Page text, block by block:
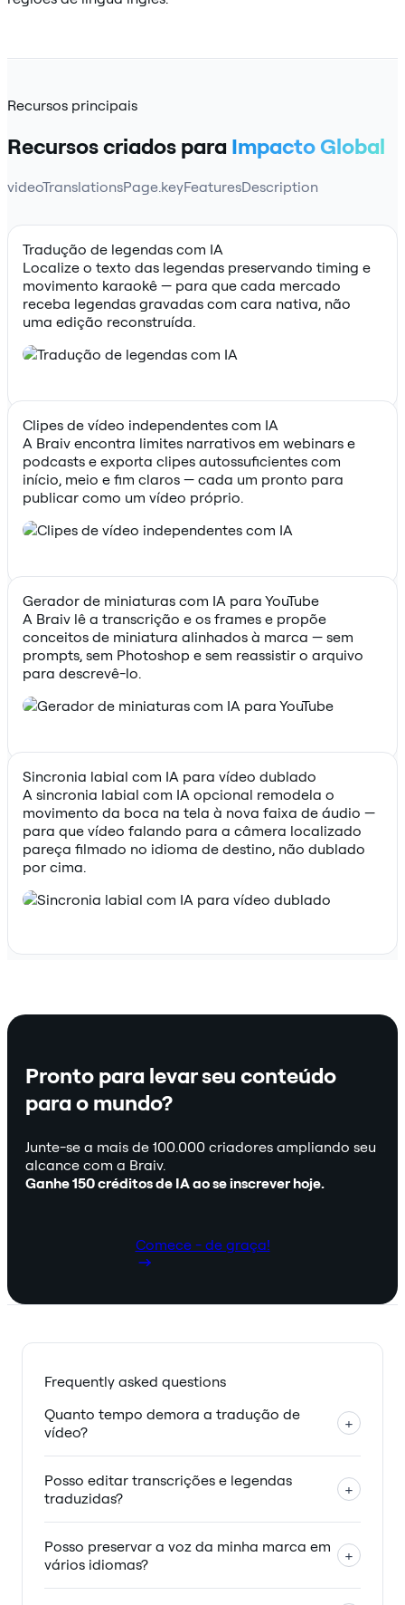
Recursos principais
Recursos criados para Impacto Global
videoTranslationsPage.keyFeaturesDescription
Tradução de legendas com IA
Localize o texto das legendas preservando timing e
movimento karaokê — para que cada mercado
receba legendas gravadas com cara nativa, não
uma edição reconstruída.
Clipes de vídeo independentes com IA
A Braiv encontra limites narrativos em webinars e
podcasts e exporta clipes autossuficientes com
início, meio e fim claros — cada um pronto para
publicar como um vídeo próprio.
Gerador de miniaturas com IA para YouTube
A Braiv lê a transcrição e os frames e propõe
conceitos de miniatura alinhados à marca — sem
prompts, sem Photoshop e sem reassistir o arquivo
para descrevê-lo.
Sincronia labial com IA para vídeo dublado
A sincronia labial com IA opcional remodela o
movimento da boca na tela à nova faixa de áudio —
para que vídeo falando para a câmera localizado
pareça filmado no idioma de destino, não dublado
por cima.
Pronto para levar seu conteúdo
para o mundo?
Junte-se a mais de 100.000 criadores ampliando seu
alcance com a Braiv.
Ganhe 150 créditos de IA ao se inscrever hoje.
Comece - de graça!
Frequently asked questions
Quanto tempo demora a tradução de
vídeo?
+
Posso editar transcrições e legendas
traduzidas?
+
Posso preservar a voz da minha marca em
vários idiomas?
+